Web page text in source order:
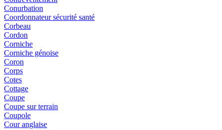
Conurbation
Coordonnateur sécurité santé
Corbeau
Cordon
Corniche
Corniche génoise
Coron
Corps
Cotes
Cottage
Coupe
Coupe sur terrain
Coupole
Cour anglaise